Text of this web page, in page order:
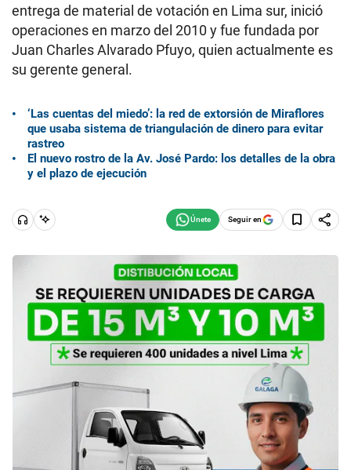
entrega de material de votación en Lima sur, inició
operaciones en marzo del 2010 y fue fundada por
Juan Charles Alvarado Pfuyo, quien actualmente es
su gerente general.
‘Las cuentas del miedo’: la red de extorsión de Miraflores
que usaba sistema de triangulación de dinero para evitar
rastreo
El nuevo rostro de la Av. José Pardo: los detalles de la obra
y el plazo de ejecución
Seguir en